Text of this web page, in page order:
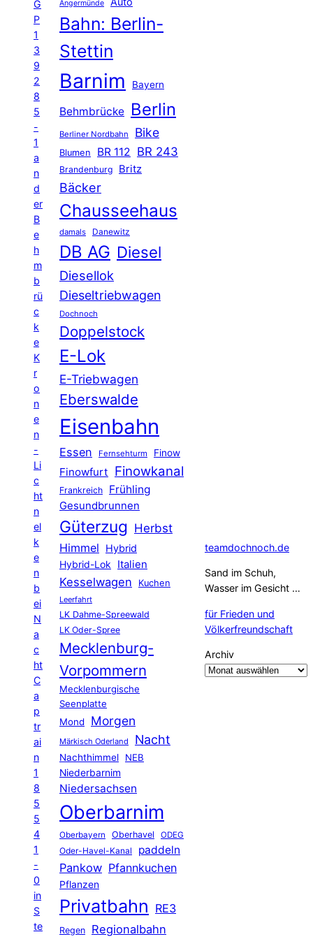
G
P
1
3
9
2
8
5
-
1
a
n
d
er
B
e
h
m
b
rü
c
k
e
K
r
o
n
e
n
-
Li
c
ht
n
el
k
e
n
b
ei
N
a
c
ht
C
a
p
tr
ai
n
1
8
5
5
4
1
-
0
in
S
te
Angermünde
Bahn: Berlin-
Stettin
Barnim Bayern
Behmbrücke Berlin
Berliner Nordbahn Bike
Blumen BR 112 BR 243
Brandenburg Britz
Bäcker
Chausseehaus
damals Danewitz
DB AG Diesel
Diesellok
Dieseltriebwagen
Dochnoch
Doppelstock
E-Lok
E-Triebwagen
Eberswalde
Eisenbahn
Essen Fernsehturm Finow
Finowfurt Finowkanal
Frankreich Frühling
Gesundbrunnen
Güterzug Herbst
Himmel
Hybrid
Hybrid-Lok Italien
Kesselwagen Kuchen
Leerfahrt
LK Dahme-Spreewald
LK Oder-Spree
Mecklenburg-
Vorpommern
Mecklenburgische
Seenplatte
Mond
Morgen
Märkisch Oderland Nacht
Nachthimmel
NEB
Niederbarnim
Niedersachsen
Oberbarnim
Oberbayern Oberhavel ODEG
Oder-Havel-Kanal paddeln
Pankow Pfannkuchen
Pflanzen
Privatbahn RE3
Regen Regionalbahn
teamdochnoch.de
Sand im Schuh,
Wasser im Gesicht …
für Frieden und
Völkerfreundschaft
Archiv